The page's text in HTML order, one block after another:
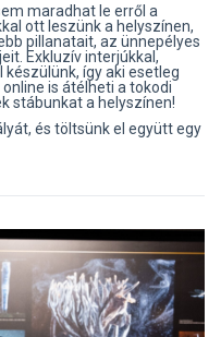
maradhat le erről a
ott leszünk a helyszínen,
pillanatait, az ünnepélyes
Exkluzív interjúkkal,
így aki esetleg
is átélheti a tokodi
stábunkat a helyszínen!
és töltsünk el együtt egy